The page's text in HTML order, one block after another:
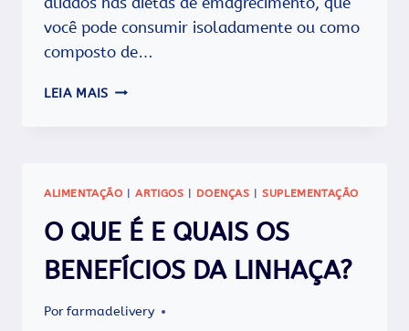
você pode consumir isoladamente ou como
composto de…
LEIA MAIS ALIADOS
ALIMENTAÇÃO |ARTIGOS | DOENÇAS |SUPLEMENTAÇÃO
O QUE É E QUAIS OS
BENEFÍCIOS DA LINHAÇA?
Porfarmadelivery